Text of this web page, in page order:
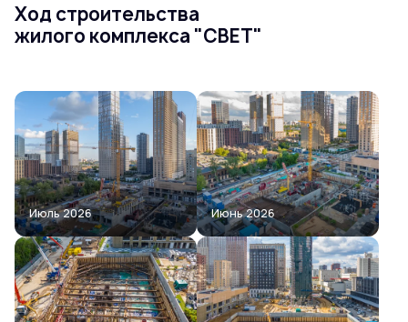
Ход строительства
жилого комплекса "СВЕТ"
Июль 2026 Июнь 2026